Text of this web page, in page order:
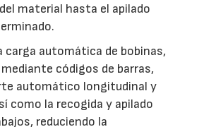
material hasta el apilado
carga automática de bobinas,
códigos de barras,
automático longitudinal y
como la recogida y apilado
reduciendo la